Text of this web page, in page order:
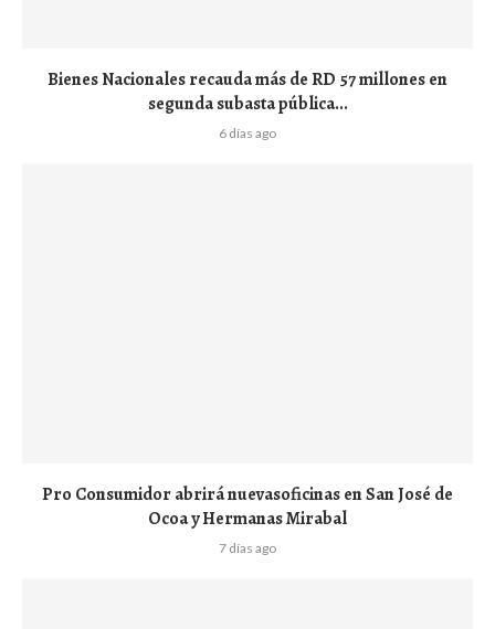
Bienes Nacionales recauda más de RD 57 millones en
segunda subasta pública...
6 días ago
Pro Consumidor abrirá nuevasoficinas en San José de
Ocoa y Hermanas Mirabal
7 días ago